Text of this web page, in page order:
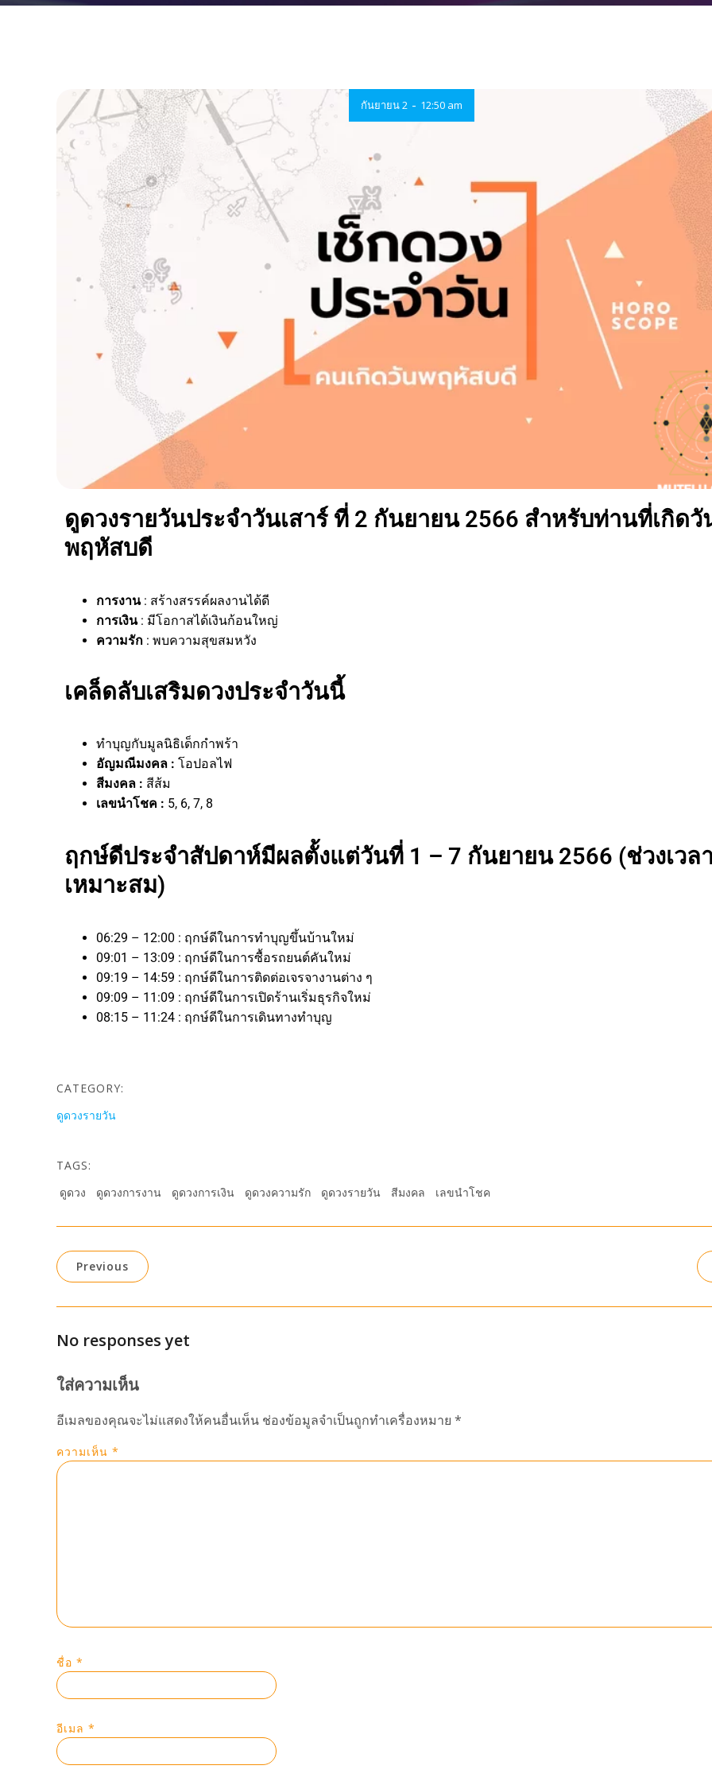
กันยายน 2 - 12:50 am
ดูดวงรายวันประจำวันเสาร์ ที่ 2 กันยายน 2566 สำหรับท่านที่เกิดวั
พฤหัสบดี
การงาน : สร้างสรรค์ผลงานได้ดี
การเงิน : มีโอกาสได้เงินก้อนใหญ่
ความรัก : พบความสุขสมหวัง
เคล็ดลับเสริมดวงประจำวันนี้
ทำบุญกับมูลนิธิเด็กกำพร้า
อัญมณีมงคล : โอปอลไฟ
สีมงคล : สีส้ม
เลขนำโชค : 5, 6, 7, 8
ฤกษ์ดีประจำสัปดาห์มีผลตั้งแต่วันที่ 1 – 7 กันยายน 2566 (ช่วงเวล
เหมาะสม)
06:29 – 12:00 : ฤกษ์ดีในการทำบุญขึ้นบ้านใหม่
09:01 – 13:09 : ฤกษ์ดีในการซื้อรถยนต์คันใหม่
09:19 – 14:59 : ฤกษ์ดีในการติดต่อเจรจางานต่าง ๆ
09:09 – 11:09 : ฤกษ์ดีในการเปิดร้านเริ่มธุรกิจใหม่
08:15 – 11:24 : ฤกษ์ดีในการเดินทางทำบุญ
CATEGORY:
ดูดวงรายวัน
TAGS:
ดูดวง
ดูดวงการงาน ดูดวงการเงิน ดูดวงความรัก ดูดวงรายวัน สีมงคล เลขนำโชค
Previous
No responses yet
ใส่ความเห็น
อีเมลของคุณจะไม่แสดงให้คนอื่นเห็น ช่องข้อมูลจำเป็นถูกทำเครื่องหมาย *
ความเห็น *
ชื่อ *
อีเมล *